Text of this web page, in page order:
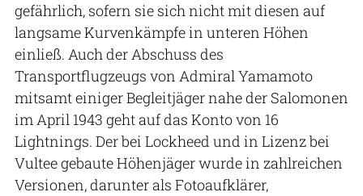
gefährlich, sofern sie sich nicht mit diesen auf
langsame Kurvenkämpfe in unteren Höhen
einließ. Auch der Abschuss des
Transportflugzeugs von Admiral Yamamoto
mitsamt einiger Begleitjäger nahe der Salomonen
im April 1943 geht auf das Konto von 16
Lightnings. Der bei Lockheed und in Lizenz bei
Vultee gebaute Höhenjäger wurde in zahlreichen
Versionen, darunter als Fotoaufklärer,